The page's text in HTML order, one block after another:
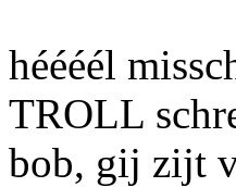
héééél
TROLL
bob, gij zijt